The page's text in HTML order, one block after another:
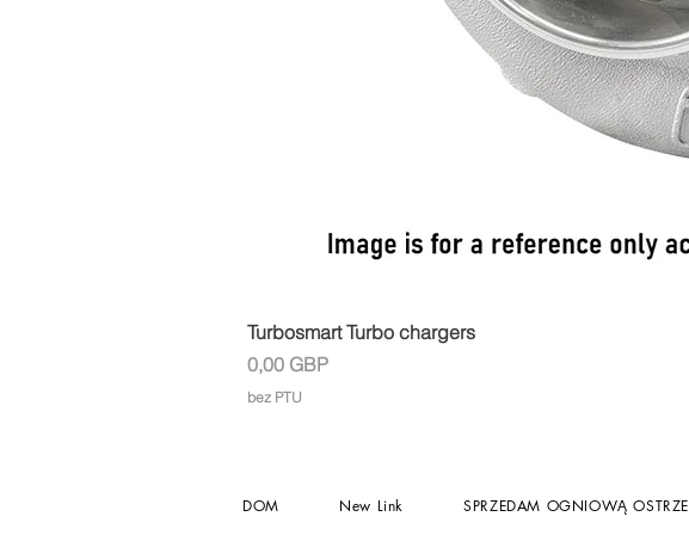
Turbosmart Turbo chargers
Cena
0,00 GBP
bez PTU
DOM New Link SPRZEDAM OGNIOWĄ OSTRZE